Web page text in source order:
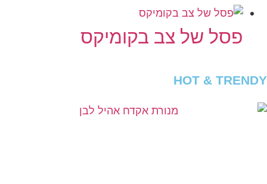
פסל של צב בקומיקס
HOT & TRENDY